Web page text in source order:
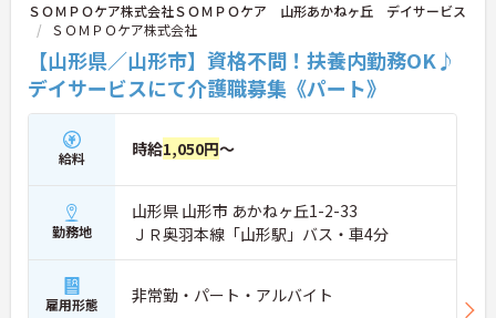
ＳＯＭＰＯケア株式会社ＳＯＭＰＯケア 山形あかねヶ丘 デイサービス
ＳＯＭＰＯケア株式会社
【山形県／山形市】資格不問！扶養内勤務OK♪
デイサービスにて介護職募集《パート》
給料 時給1,050円～
勤務地
山形県 山形市 あかねヶ丘1-2-33
ＪＲ奥羽本線「山形駅」バス・車4分
雇用形態 非常勤・パート・アルバイト